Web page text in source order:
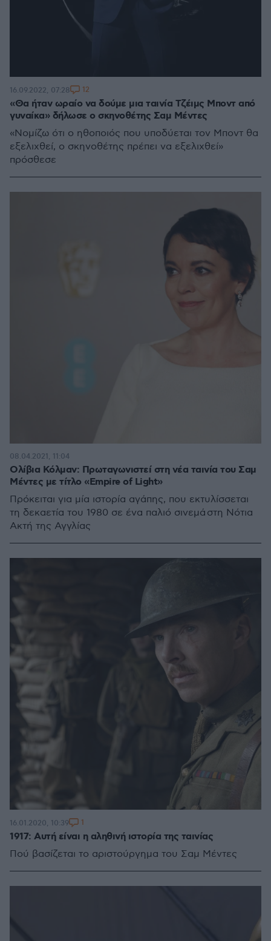
«Θα ήταν ωραίο να δούμε μια ταινία Τζέιμς Μποντ από
γυναίκα» δήλωσε ο σκηνοθέτης Σαμ Μέντες
«Νομίζω ότι ο ηθοποιός που υποδύεται τον Μποντ θα
εξελιχθεί, ο σκηνοθέτης πρέπει να εξελιχθεί»
πρόσθεσε
16.09.2022, 07:28 12
Ολίβια Κόλμαν: Πρωταγωνιστεί στη νέα ταινία του Σαμ
Μέντες με τίτλο «Empire of Light»
Πρόκειται για μία ιστορία αγάπης, που εκτυλίσσεται
τη δεκαετία του 1980 σε ένα παλιό σινεμά στη Νότια
Ακτή της Αγγλίας
08.04.2021, 11:04
1917: Αυτή είναι η αληθινή ιστορία της ταινίας
Πού βασίζεται το αριστούργημα του Σαμ Μέντες
16.01.2020, 10:39 1